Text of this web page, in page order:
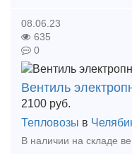
08.06.23
635
0
Вентиль
2100 руб.
Тепловозы в